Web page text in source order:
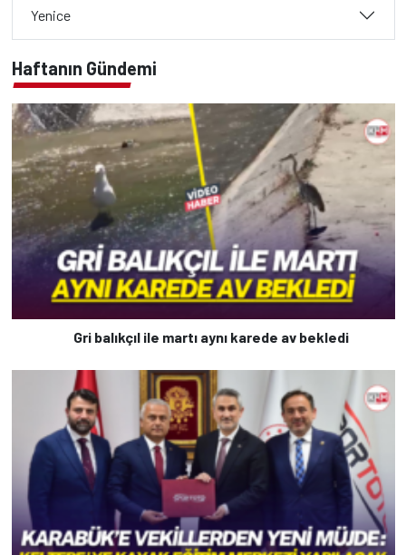
Yenice
Haftanın Gündemi
Gri balıkçıl ile martı aynı karede av bekledi